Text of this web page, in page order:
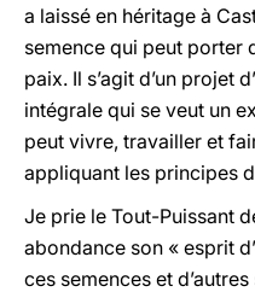
a laissé en héritage à
semence qui peut porter
paix. Il s’agit d’un projet
intégrale qui se veut un
peut vivre, travailler et
appliquant les principes
Je prie le Tout-Puissant
abondance son « esprit
ces semences et